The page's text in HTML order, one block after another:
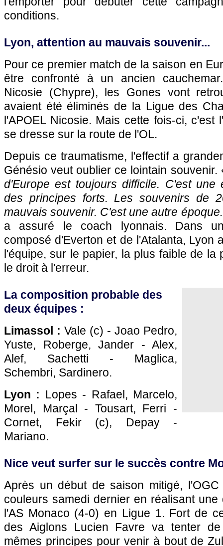
conditions.
Lyon, attention au mauvais souvenir...
Pour ce premier match de la saison en
être confronté à un ancien
Nicosie (Chypre), les Gones vont
avaient été éliminés de la Ligue des
l'APOEL Nicosie. Mais cette fois-ci, c'est
se dresse sur la route de l'OL.
Depuis ce traumatisme, l'effectif a
Génésio veut oublier ce lointain souvenir.
d'Europe est toujours difficile. C'est une
des principes forts. Les souvenirs de
mauvais souvenir. C'est une autre
a assuré le coach lyonnais. Dans
composé d'Everton et de l'Atalanta, Lyon
l'équipe, sur le papier, la plus faible de la
le droit à l'erreur.
La composition probable des
deux équipes :
Limassol : Vale (c) - Joao Pedro,
Yuste, Roberge, Jander - Alex,
Alef, Sachetti - Maglica,
Schembri, Sardinero.
Lyon : Lopes - Rafael, Marcelo,
Morel, Marçal - Tousart, Ferri -
Cornet, Fekir (c), Depay -
Mariano.
Nice veut surfer sur le succès contre
Après un début de saison mitigé,
couleurs samedi dernier en réalisant une
l'AS Monaco (4-0) en Ligue 1. Fort de
des Aiglons Lucien Favre va tenter
mêmes principes pour venir à bout de